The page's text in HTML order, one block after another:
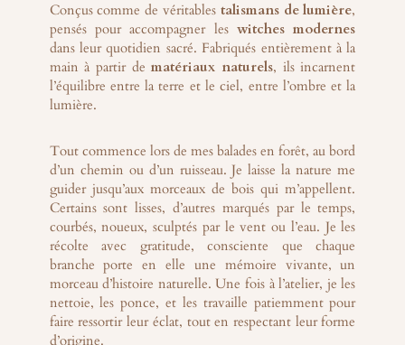
Conçus comme de véritables talismans de lumière,
pensés pour accompagner leswitches modernes
dans leur quotidien sacré. Fabriqués entièrement à la
main à partir dematériaux naturels, ils incarnent
l’équilibre entre la terre et le ciel, entre l’ombre et la
lumière.
Tout commence lors de mes balades en forêt, au bord
d’un chemin ou d’un ruisseau. Je laisse la nature me
guider jusqu’aux morceaux de bois qui m’appellent.
Certains sont lisses, d’autres marqués par le temps,
courbés, noueux, sculptés par le vent ou l’eau. Je les
récolte avec gratitude, consciente que chaque
branche porte en elle une mémoire vivante, un
morceau d’histoire naturelle. Une fois à l’atelier, je les
nettoie, les ponce, et les travaille patiemment pour
faire ressortir leur éclat, tout en respectant leur forme
d’origine.